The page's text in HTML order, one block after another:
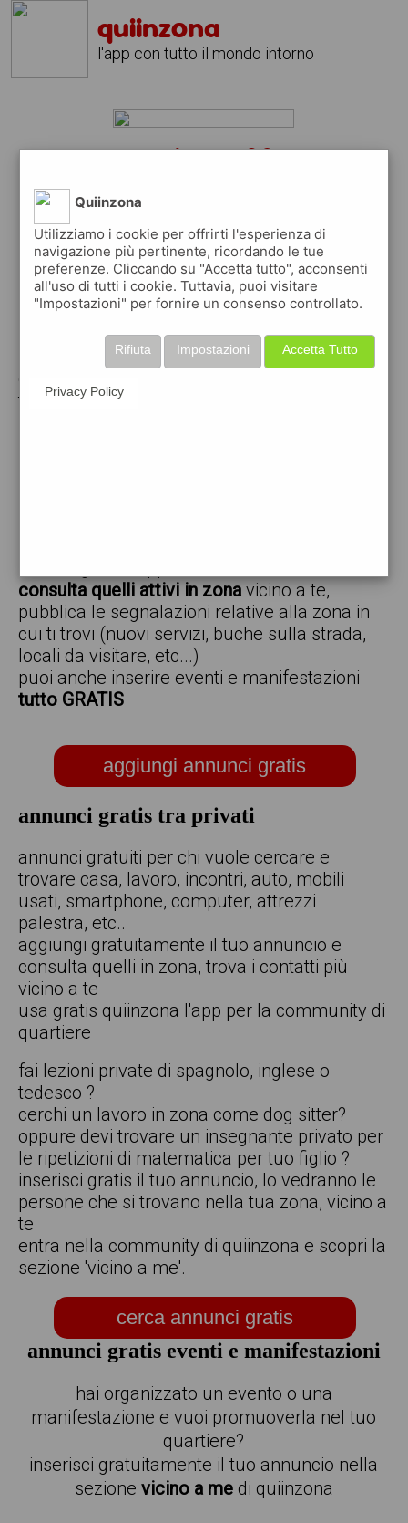
quiinzona
l'app con tutto il mondo intorno
yamaha tt 600?
↴
scarica gratis app
pubblica gratis i tuoi annunci
tuoi annunci per :
consulta quelli attivi in zona vicino a te,
pubblica le segnalazioni relative alla zona in
cui ti trovi (nuovi servizi, buche sulla strada,
locali da visitare, etc...)
puoi anche inserire eventi e manifestazioni
tutto GRATIS
aggiungi annunci gratis
annunci gratis tra privati
annunci gratuiti per chi vuole cercare e
trovare casa, lavoro, incontri, auto, mobili
usati, smartphone, computer, attrezzi
palestra, etc..
aggiungi gratuitamente il tuo annuncio e
consulta quelli in zona, trova i contatti più
vicino a te
usa gratis quiinzona l'app per la community di
quartiere
fai lezioni private di spagnolo, inglese o
tedesco ?
cerchi un lavoro in zona come dog sitter?
oppure devi trovare un insegnante privato per
le ripetizioni di matematica per tuo figlio ?
inserisci gratis il tuo annuncio, lo vedranno le
persone che si trovano nella tua zona, vicino a
te
entra nella community di quiinzona e scopri la
sezione 'vicino a me'.
cerca annunci gratis
annunci gratis eventi e manifestazioni
hai organizzato un evento o una
manifestazione e vuoi promuoverla nel tuo
quartiere?
inserisci gratuitamente il tuo annuncio nella
sezione vicino a medi quiinzona
Quiinzona
Utilizziamo i cookie per offrirti l'esperienza di
navigazione più pertinente, ricordando le tue
preferenze. Cliccando su "Accetta tutto", acconsenti
all'uso di tutti i cookie. Tuttavia, puoi visitare
"Impostazioni" per fornire un consenso controllato.
Accetta Tutto
Impostazioni
Rifiuta
Privacy Policy